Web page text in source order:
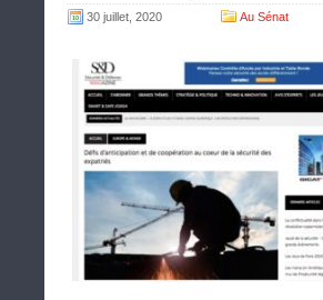
30 juillet, 2020 Au Sénat